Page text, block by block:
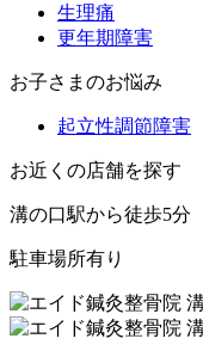
生理痛
更年期障害
お子さまのお悩み
起立性調節障害
お近くの店舗を探す
溝の口駅から徒歩5分
駐車場所有り